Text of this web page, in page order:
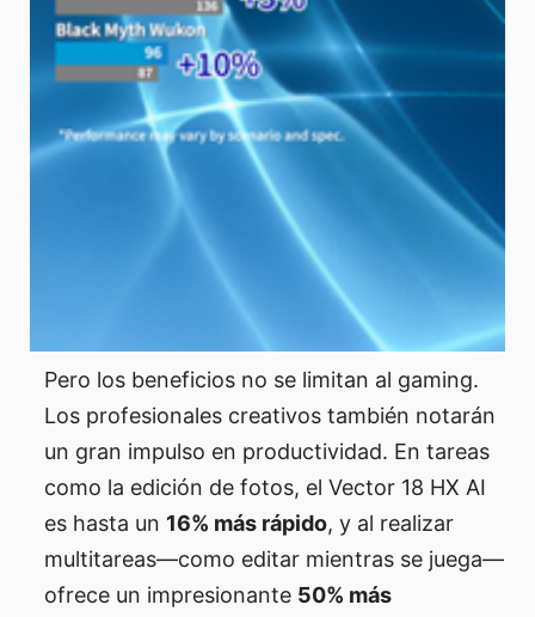
Pero los beneficios no se limitan al gaming.
Los profesionales creativos también notarán
un gran impulso en productividad. En tareas
como la edición de fotos, el Vector 18 HX AI
es hasta un 16% más rápido, y al realizar
multitareas—como editar mientras se juega—
ofrece un impresionante 50% más